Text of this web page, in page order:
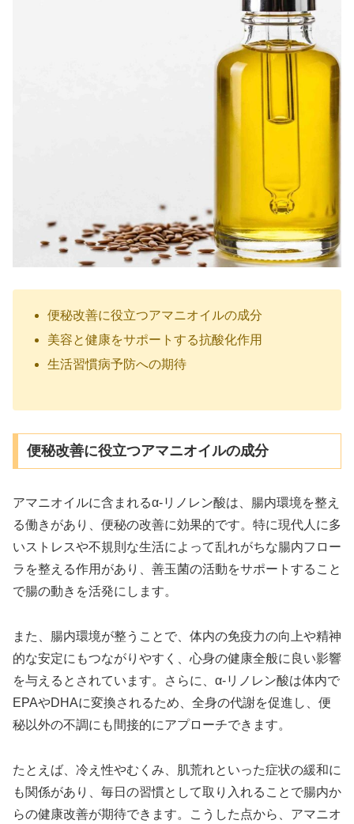
便秘改善に役立つアマニオイルの成分
美容と健康をサポートする抗酸化作用
生活習慣病予防への期待
便秘改善に役立つアマニオイルの成分
アマニオイルに含まれるα-リノレン酸は、腸内環境を整え
る働きがあり、便秘の改善に効果的です。特に現代人に多
いストレスや不規則な生活によって乱れがちな腸内フロー
ラを整える作用があり、善玉菌の活動をサポートすること
で腸の動きを活発にします。
また、腸内環境が整うことで、体内の免疫力の向上や精神
的な安定にもつながりやすく、心身の健康全般に良い影響
を与えるとされています。さらに、α-リノレン酸は体内で
EPAやDHAに変換されるため、全身の代謝を促進し、便
秘以外の不調にも間接的にアプローチできます。
たとえば、冷え性やむくみ、肌荒れといった症状の緩和に
も関係があり、毎日の習慣として取り入れることで腸内か
らの健康改善が期待できます。こうした点から、アマニオ